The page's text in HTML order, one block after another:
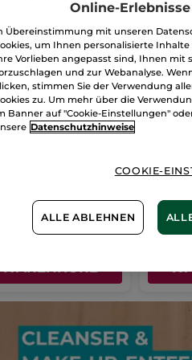
Wattepads
WARENKORB
Online-
Übereinstimmung mit unseren
um Ihnen personalisierte
Vorlieben angepasst sind, Ihnen mit
und zur Webanalyse.
stimmen Sie der Verwendung
zu. Um mehr über die
Banner auf "Cookie-Einstellungen"
Datenschutzhinweise
COOKIE-
ALLE ABLEHNEN